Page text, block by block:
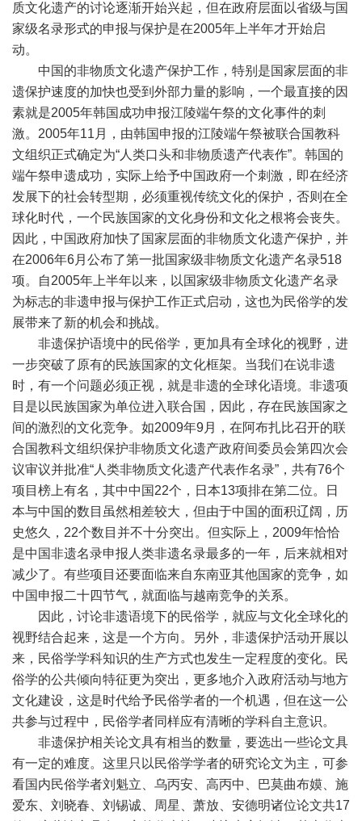
质文化遗产的讨论逐渐开始兴起，但在政府层面以省级与国
家级名录形式的申报与保护是在2005年上半年才开始启
动。
中国的非物质文化遗产保护工作，特别是国家层面的非
遗保护速度的加快也受到外部力量的影响，一个最直接的因
素就是2005年韩国成功申报江陵端午祭的文化事件的刺
激。2005年11月，由韩国申报的江陵端午祭被联合国教科
文组织正式确定为“人类口头和非物质遗产代表作”。韩国的
端午祭申遗成功，实际上给予中国政府一个刺激，即在经济
发展下的社会转型期，必须重视传统文化的保护，否则在全
球化时代，一个民族国家的文化身份和文化之根将会丧失。
因此，中国政府加快了国家层面的非物质文化遗产保护，并
在2006年6月公布了第一批国家级非物质文化遗产名录518
项。自2005年上半年以来，以国家级非物质文化遗产名录
为标志的非遗申报与保护工作正式启动，这也为民俗学的发
展带来了新的机会和挑战。
非遗保护语境中的民俗学，更加具有全球化的视野，进
一步突破了原有的民族国家的文化框架。当我们在说非遗
时，有一个问题必须正视，就是非遗的全球化语境。非遗项
目是以民族国家为单位进入联合国，因此，存在民族国家之
间的激烈的文化竞争。如2009年9月，在阿布扎比召开的联
合国教科文组织保护非物质文化遗产政府间委员会第四次会
议审议并批准“人类非物质文化遗产代表作名录”，共有76个
项目榜上有名，其中中国22个，日本13项排在第二位。日
本与中国的数目虽然相差较大，但由于中国的面积辽阔，历
史悠久，22个数目并不十分突出。但实际上，2009年恰恰
是中国非遗名录申报人类非遗名录最多的一年，后来就相对
减少了。有些项目还要面临来自东南亚其他国家的竞争，如
中国申报二十四节气，就面临与越南竞争的关系。
因此，讨论非遗语境下的民俗学，就应与文化全球化的
视野结合起来，这是一个方向。另外，非遗保护活动开展以
来，民俗学学科知识的生产方式也发生一定程度的变化。民
俗学的公共倾向特征更为突出，更多地介入政府活动与地方
文化建设，这是时代给予民俗学者的一个机遇，但在这一公
共参与过程中，民俗学者同样应有清晰的学科自主意识。
非遗保护相关论文具有相当的数量，要选出一些论文具
有一定的难度。这里只以民俗学学者的研究论文为主，可参
看国内民俗学者刘魁立、乌丙安、高丙中、巴莫曲布嫫、施
爱东、刘晓春、刘锡诚、周星、萧放、安德明诸位论文共17